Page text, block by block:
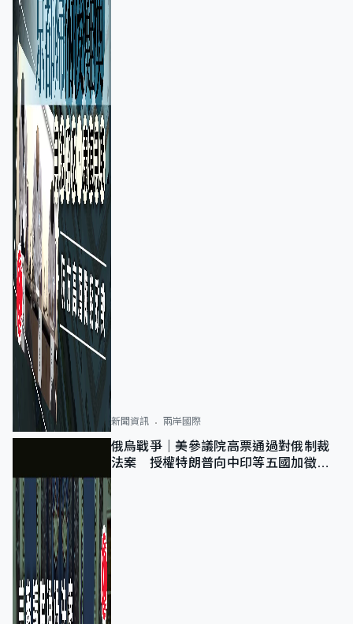
新聞資訊 兩岸國際
俄烏戰爭｜美參議院高票通過對俄制裁
法案 授權特朗普向中印等五國加徵
100%關稅